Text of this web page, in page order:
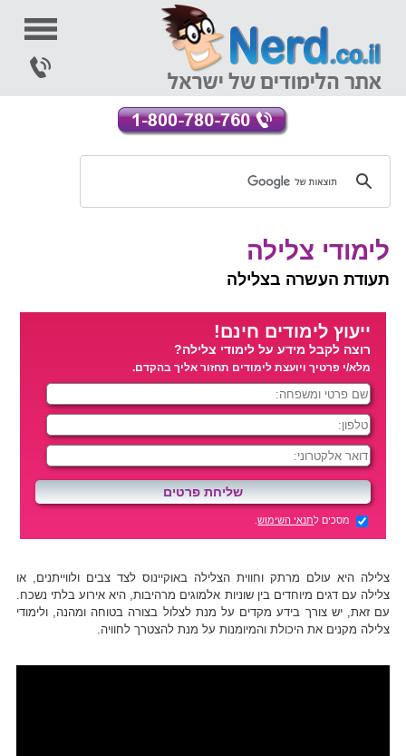
לימודי צלילה
תעודת העשרה בצלילה
ייעוץ לימודים חינם!
רוצה לקבל מידע על לימודי צלילה?
מלא/י פרטיך ויועצת לימודים תחזור אליך בהקדם.
מסכים לתנאי השימוש.
צלילה היא עולם מרתק וחווית הצלילה באוקיינוס לצד צבים ולווייתנים, או
צלילה עם דגים מיוחדים בין שוניות אלמוגים מרהיבות, היא אירוע בלתי נשכח.
עם זאת, יש צורך בידע מקדים על מנת לצלול בצורה בטוחה ומהנה, ולימודי
צלילה מקנים את היכולת והמיומנות על מנת להצטרך לחוויה.